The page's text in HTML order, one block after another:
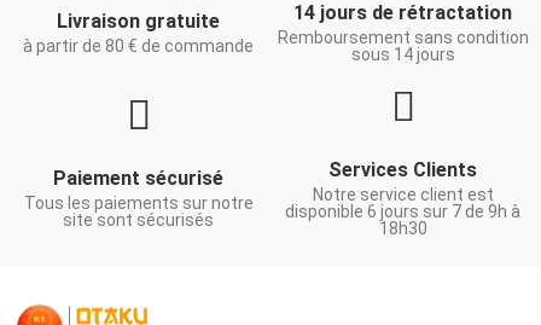
Livraison gratuite
à partir de 80 € de commande
14 jours de rétractation
Remboursement sans condition
sous 14 jours
Paiement sécurisé
Tous les paiements sur notre
site sont sécurisés
Services Clients
Notre service client est
disponible 6 jours sur 7 de 9h à
18h30